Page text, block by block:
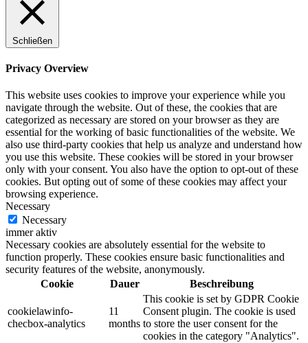
Schließen
Privacy Overview
This website uses cookies to improve your experience while you
navigate through the website. Out of these, the cookies that are
categorized as necessary are stored on your browser as they are
essential for the working of basic functionalities of the website. We
also use third-party cookies that help us analyze and understand how
you use this website. These cookies will be stored in your browser
only with your consent. You also have the option to opt-out of these
cookies. But opting out of some of these cookies may affect your
browsing experience.
Necessary
Necessary
immer aktiv
Necessary cookies are absolutely essential for the website to
function properly. These cookies ensure basic functionalities and
security features of the website, anonymously.
Cookie
Dauer Beschreibung
cookielawinfo-
checbox-analytics
11
months
This cookie is set by GDPR Cookie
Consent plugin. The cookie is used
to store the user consent for the
cookies in the category "Analytics".